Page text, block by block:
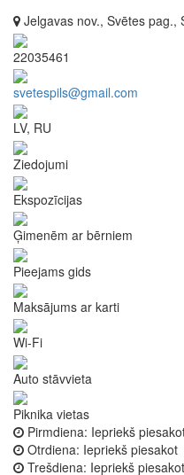
Jelgavas nov., Svētes pag.,
22035461
svetespils@gmail.com
LV, RU
Ziedojumi
Ekspozīcijas
Ģimenēm ar bērniem
Pieejams gids
Maksājums ar karti
Wi-Fi
Auto stāvvieta
Piknika vietas
Pirmdiena: Iepriekš
Otrdiena: Iepriekš piesakot
Trešdiena: Iepriekš piesakot